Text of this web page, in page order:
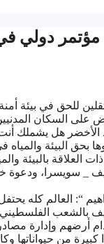
ﻣﺆﺗﻤﺮ ﺩﻭﻟﻲ
ﻟﻠﺤﻖ ﻓﻲ
ﻋﻠﻰ ﺍﻟﺴﻜﺎﻥ
ﺍﻷﺧﻀﺮ ﻫﻞ ﻳﺸﻤﻠﻚ
ﺑﺤﻖ ﺍﻟﺒﻴﺌﺔ
ﺍﻟﻌﻼﻗﺔ ﺑﺎﻟﺒﻴﺌﺔ
_ ﺳﻮﻳﺴﺮﺍ، ﻭﺩﻋﻮﺓ
“: ﺍﻟﻌﺎﻟﻢ ﻛﻠﻪ
ﺑﺎﻟﺸﻌﺐ
ﻭﺇﺩﺍﺭﺓ
ﻣﻦ ﺣﻴﻮﺍﻧﺎﺗﻬﺎ